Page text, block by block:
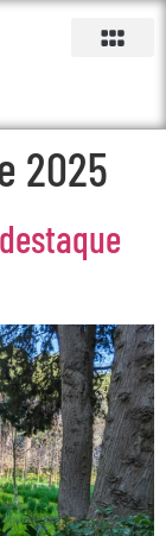
2025